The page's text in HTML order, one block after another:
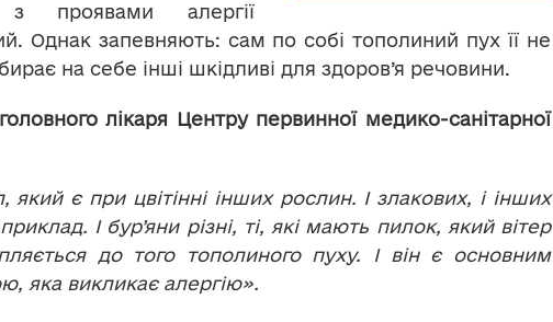
з проявами алергії
Однак запевняють: сам по собі тополиний пух її не
на себе інші шкідливі для здоров’я речовини.
лікаря Центру первинної медико-санітарної
є при цвітінні інших рослин. І злакових, і інших
І бур’яни різні, ті, які мають пилок, який вітер
до того тополиного пуху. І він є основним
яка викликає алергію».